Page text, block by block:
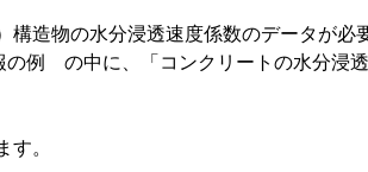
造物の水分浸透速度係数のデータが必
の例 の中に、「コンクリートの水分浸
。